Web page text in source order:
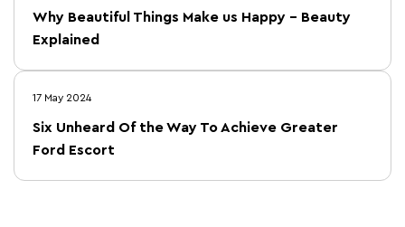
Why Beautiful Things Make us Happy – Beauty
Explained
17 May 2024
Six Unheard Of the Way To Achieve Greater
Ford Escort